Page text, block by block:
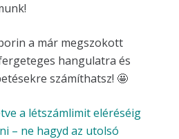
a már megszokott
hangulatra és
számíthatsz! 🤩
a létszámlimit eléréséig
– ne hagyd az utolsó